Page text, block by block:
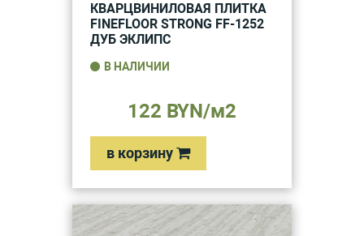
КВАРЦВИНИЛОВАЯ ПЛИТКА
FINEFLOOR STRONG FF-1252
ДУБ ЭКЛИПС
В НАЛИЧИИ
122 BYN/м2
в корзину